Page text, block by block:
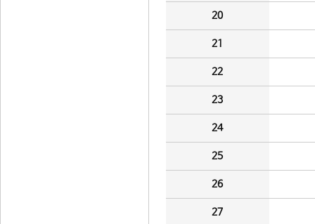
20
21
22
23
24
25
26
27